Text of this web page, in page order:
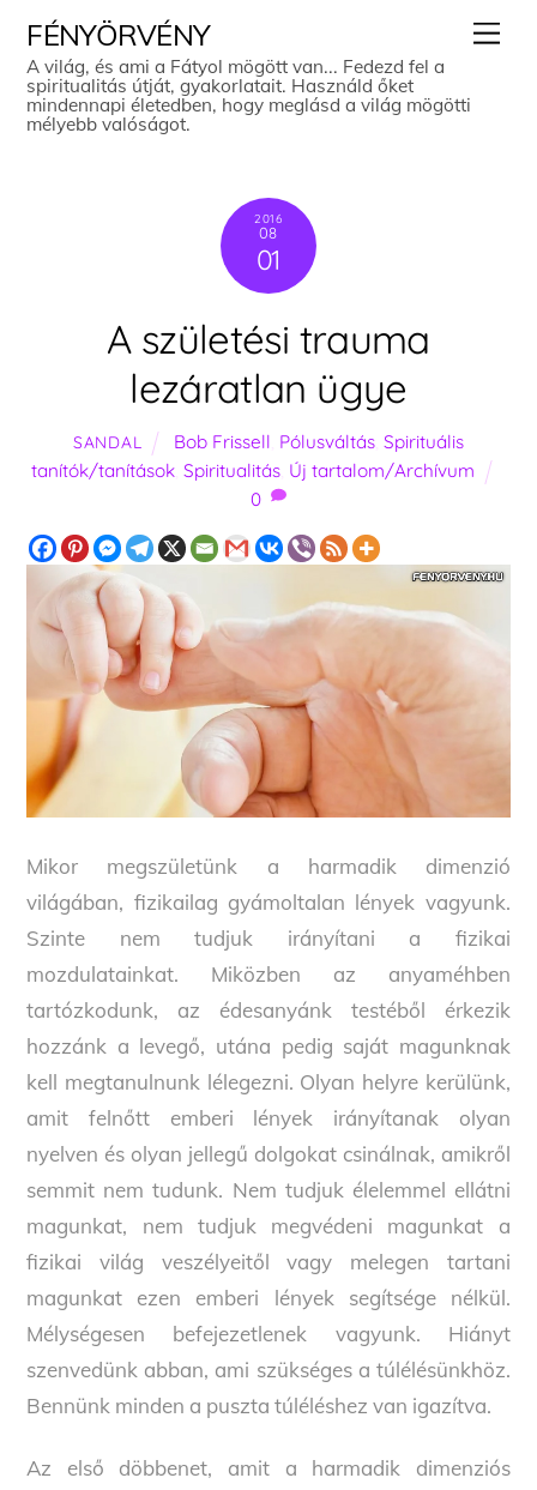
content
FÉNYÖRVÉNY
A világ, és ami a Fátyol mögött van... Fedezd fel a
spiritualitás útját, gyakorlatait. Használd őket
mindennapi életedben, hogy meglásd a világ mögötti
mélyebb valóságot.
2016
08
01
A születési trauma
lezáratlan ügye
SANDAL Bob Frissell Pólusváltás, Spirituális
tanítók/tanítások, Spiritualitás, Új tartalom/Archívum
0
Mikor megszületünk a harmadik dimenzió
világában, fizikailag gyámoltalan lények vagyunk.
Szinte nem tudjuk irányítani a fizikai
mozdulatainkat. Miközben az anyaméhben
tartózkodunk, az édesanyánk testéből érkezik
hozzánk a levegő, utána pedig saját magunknak
kell megtanulnunk lélegezni. Olyan helyre kerülünk,
amit felnőtt emberi lények irányítanak olyan
nyelven és olyan jellegű dolgokat csinálnak, amikről
semmit nem tudunk. Nem tudjuk élelemmel ellátni
magunkat, nem tudjuk megvédeni magunkat a
fizikai világ veszélyeitől vagy melegen tartani
magunkat ezen emberi lények segítsége nélkül.
Mélységesen befejezetlenek vagyunk. Hiányt
szenvedünk abban, ami szükséges a túlélésünkhöz.
Bennünk minden a puszta túléléshez van igazítva.
Az első döbbenet, amit a harmadik dimenziós